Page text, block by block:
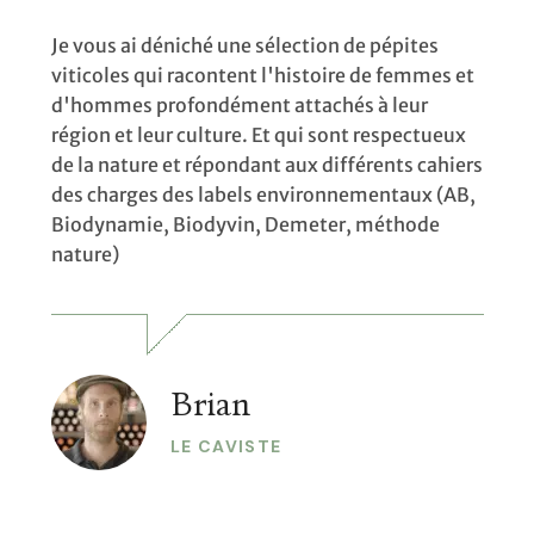
Je vous ai déniché une sélection de pépites
viticoles qui racontent l'histoire de femmes et
d'hommes profondément attachés à leur
région et leur culture. Et qui sont respectueux
de la nature et répondant aux différents cahiers
des charges des labels environnementaux (AB,
Biodynamie, Biodyvin, Demeter, méthode
nature)
Brian
LE CAVISTE